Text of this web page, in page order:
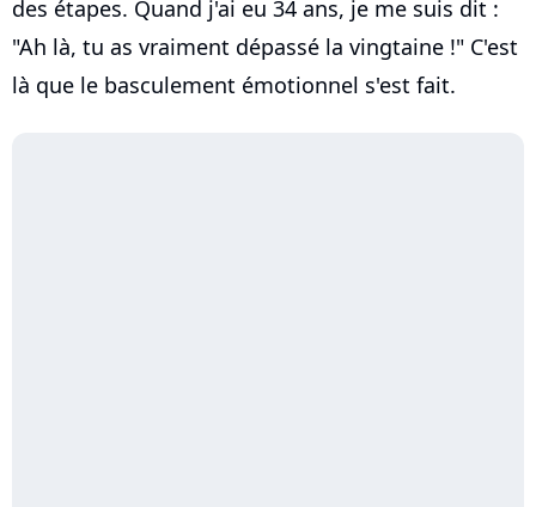
des étapes. Quand j'ai eu 34 ans, je me suis dit :
"Ah là, tu as vraiment dépassé la vingtaine !" C'est
là que le basculement émotionnel s'est fait.